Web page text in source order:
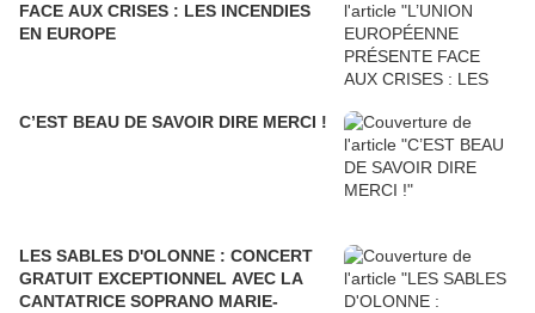
FACE AUX CRISES : LES INCENDIES
EN EUROPE
C’EST BEAU DE SAVOIR DIRE MERCI !
LES SABLES D'OLONNE : CONCERT
GRATUIT EXCEPTIONNEL AVEC LA
CANTATRICE SOPRANO MARIE-